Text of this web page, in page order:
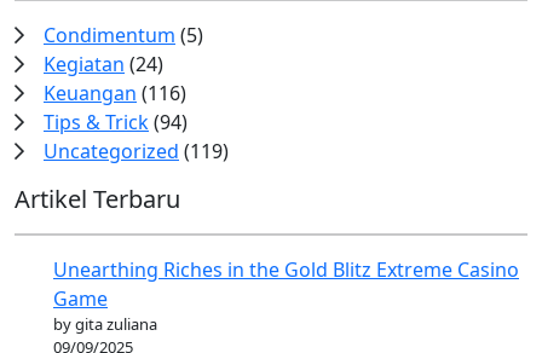
Condimentum (5)
Kegiatan (24)
Keuangan (116)
Tips & Trick(94)
Uncategorized (119)
Artikel Terbaru
Unearthing Riches in the Gold Blitz Extreme Casino
Game
by gita zuliana
09/09/2025